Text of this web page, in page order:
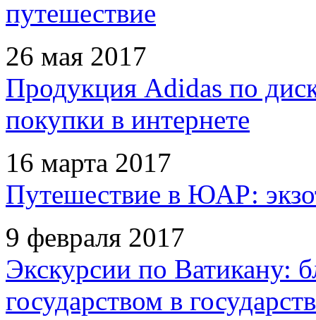
путешествие
26 мая 2017
Продукция Adidas по
покупки в интернете
16 марта 2017
Путешествие в ЮАР:
9 февраля 2017
Экскурсии по Ватикану:
государством в